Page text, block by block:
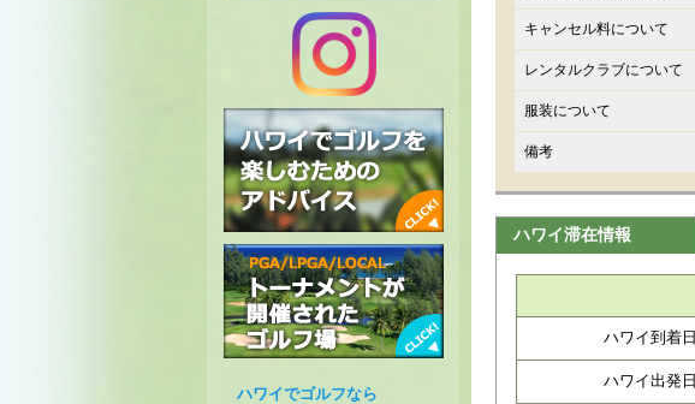
タチバナのFacebook
タチバナの
Instagram
ハワイでゴルフを楽しむための
アドバイス
フ場
ハワイでゴルフなら
キャンセル料について
レンタルクラブについて
服装について
備考
ハワイ滞在情報
ハワイ到着日
ハワイ出発日